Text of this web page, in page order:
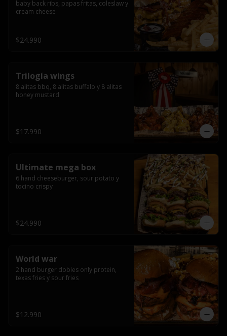
baby back ribs, papas fritas, coleslaw y
cream cheese
$24.990
Trilogía wings
8 alitas bbq, 8 alitas buffalo y 8 alitas
honey mustard
$17.990
Ultimate mega box
6 hand cheeseburger, sour potato y
tocino crispy
$24.990
World war
2 hand burger dobles only protein,
texas fries y sour fries
$12.990